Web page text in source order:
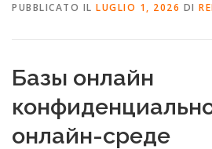
PUBBLICATO IL LUGLIO 1, 2026 DI
Базы онлайн
онлайн-среде